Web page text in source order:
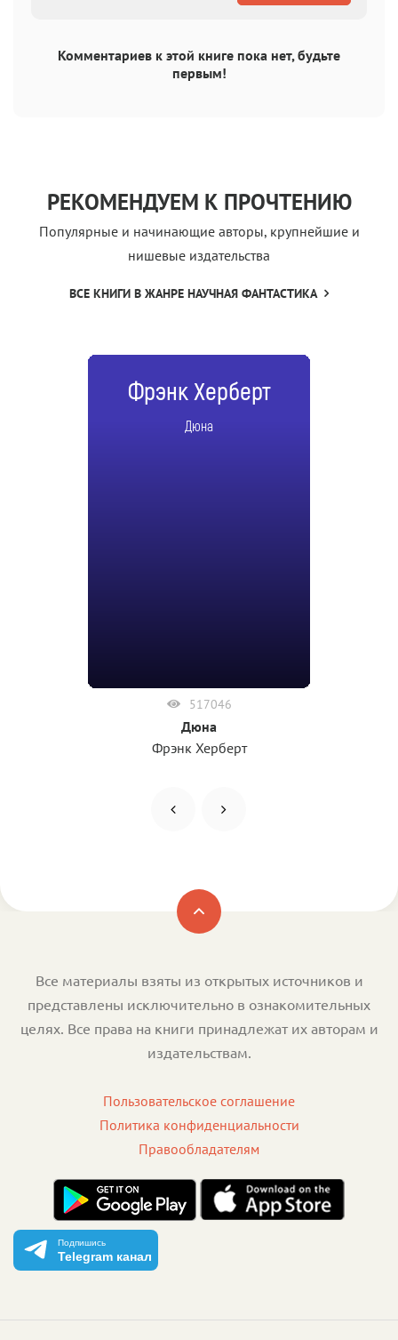
Комментариев к этой книге пока нет, будьте
первым!
РЕКОМЕНДУЕМ К ПРОЧТЕНИЮ
Популярные и начинающие авторы, крупнейшие и
нишевые издательства
ВСЕ КНИГИ В ЖАНРЕ НАУЧНАЯ ФАНТАСТИКА
Фрэнк Херберт
Дюна
517046
Дюна
Фрэнк Херберт
Все материалы взяты из открытых источников и
представлены исключительно в ознакомительных
целях. Все права на книги принадлежат их авторам и
издательствам.
Пользовательское соглашение
Политика конфиденциальности
Правообладателям
Подпишись
Telegram канал